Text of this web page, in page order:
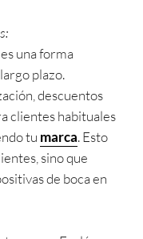
una forma
plazo.
descuentos
clientes habituales
tu marca. Esto
sino que
de boca en